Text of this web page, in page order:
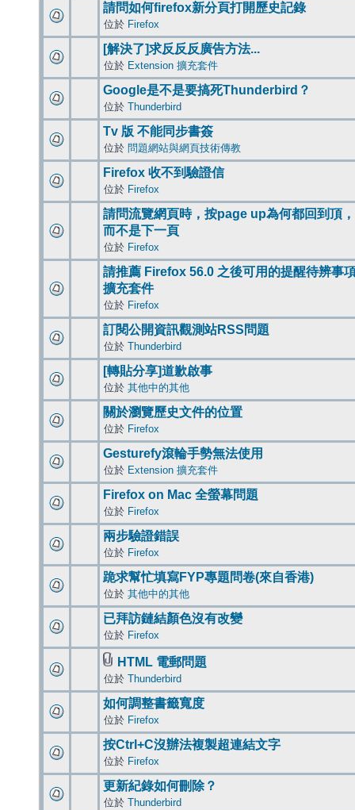
請問如何firefox新分頁打開歷史記錄
位於 Firefox
[解決了]求反反反廣告方法...
位於 Extension 擴充套件
Google是不是要搞死Thunderbird？
位於 Thunderbird
Tv 版 不能同步書簽
位於 問題網站與網頁技術傳教
Firefox 收不到驗證信
位於 Firefox
請問流覽網頁時，按page up為何都回到頂，
而不是下一頁
位於 Firefox
請推薦 Firefox 56.0 之後可用的提醒待辨事
擴充套件
位於 Firefox
訂閱公開資訊觀測站RSS問題
位於 Thunderbird
[轉貼分享]道歉啟事
位於 其他中的其他
關於瀏覽歷史文件的位置
位於 Firefox
Gesturefy滾輪手勢無法使用
位於 Extension 擴充套件
Firefox on Mac 全螢幕問題
位於 Firefox
兩步驗證錯誤
位於 Firefox
跪求幫忙填寫FYP專題問卷(來自香港)
位於 其他中的其他
已拜訪鏈結顏色沒有改變
位於 Firefox
HTML 電郵問題
位於 Thunderbird
如何調整書籤寬度
位於 Firefox
按Ctrl+C沒辦法複製超連結文字
位於 Firefox
更新紀錄如何刪除？
位於 Thunderbird